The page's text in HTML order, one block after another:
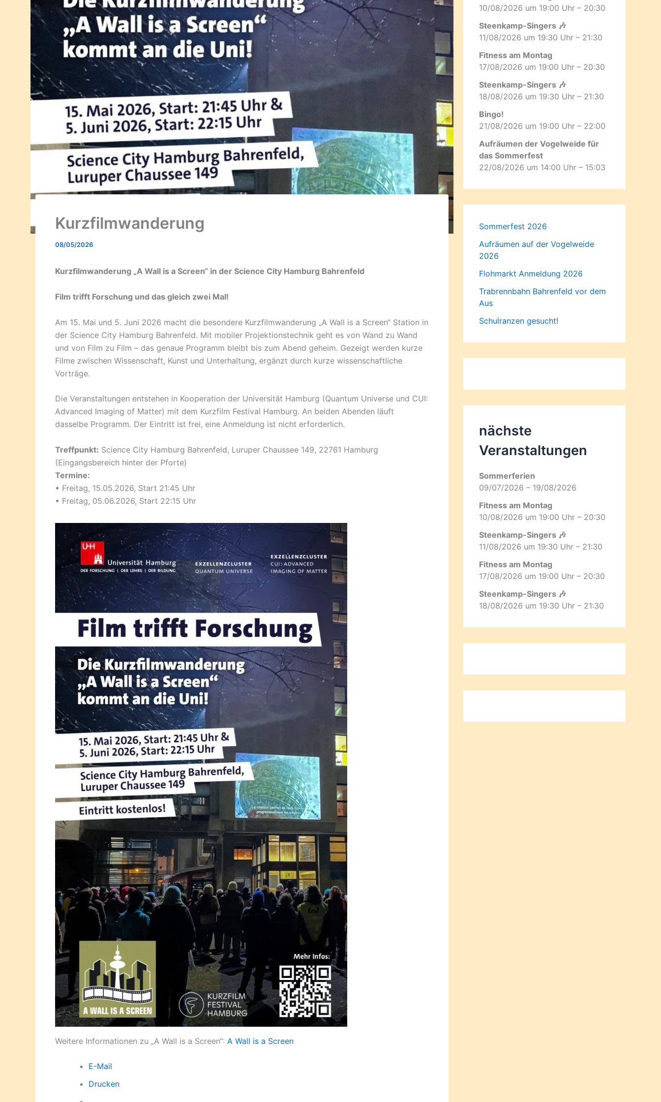
Kurzfilmwanderung
08/05/2026
Kurzfilmwanderung „A Wall is a Screen“ in der Science City Hamburg Bahrenfeld
Film trifft Forschung und das gleich zwei Mal!
Am 15. Mai und 5. Juni 2026 macht die besondere Kurzfilmwanderung „A Wall is a Screen“ Station in
der Science City Hamburg Bahrenfeld. Mit mobiler Projektionstechnik geht es von Wand zu Wand
und von Film zu Film – das genaue Programm bleibt bis zum Abend geheim. Gezeigt werden kurze
Filme zwischen Wissenschaft, Kunst und Unterhaltung, ergänzt durch kurze wissenschaftliche
Vorträge.
Die Veranstaltungen entstehen in Kooperation der Universität Hamburg (Quantum Universe und CUI:
Advanced Imaging of Matter) mit dem Kurzfilm Festival Hamburg. An beiden Abenden läuft
dasselbe Programm. Der Eintritt ist frei, eine Anmeldung ist nicht erforderlich.
Treffpunkt: Science City Hamburg Bahrenfeld, Luruper Chaussee 149, 22761 Hamburg
(Eingangsbereich hinter der Pforte)
Termine:
• Freitag, 15.05.2026, Start 21:45 Uhr
• Freitag, 05.06.2026, Start 22:15 Uhr
Weitere Informationen zu „A Wall is a Screen“: A Wall is a Screen
E-Mail
Drucken
10/08/2026 um 19:00 Uhr – 20:30
Steenkamp-Singers 🎶
11/08/2026 um 19:30 Uhr – 21:30
Fitness am Montag
17/08/2026 um 19:00 Uhr – 20:30
Steenkamp-Singers 🎶
18/08/2026 um 19:30 Uhr – 21:30
Bingo!
21/08/2026 um 19:00 Uhr – 22:00
Aufräumen der Vogelweide für
das Sommerfest
22/08/2026 um 14:00 Uhr – 15:03
Sommerfest 2026
Aufräumen auf der Vogelweide
2026
Flohmarkt Anmeldung 2026
Trabrennbahn Bahrenfeld vor dem
Aus
Schulranzen gesucht!
nächste
Veranstaltungen
Sommerferien
09/07/2026 – 19/08/2026
Fitness am Montag
10/08/2026 um 19:00 Uhr – 20:30
Steenkamp-Singers 🎶
11/08/2026 um 19:30 Uhr – 21:30
Fitness am Montag
17/08/2026 um 19:00 Uhr – 20:30
Steenkamp-Singers 🎶
18/08/2026 um 19:30 Uhr – 21:30